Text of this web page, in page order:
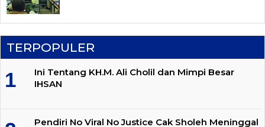
TERPOPULER
Ini Tentang KH.M. Ali Cholil dan Mimpi Besar
IHSAN
Pendiri No Viral No Justice Cak Sholeh Meninggal